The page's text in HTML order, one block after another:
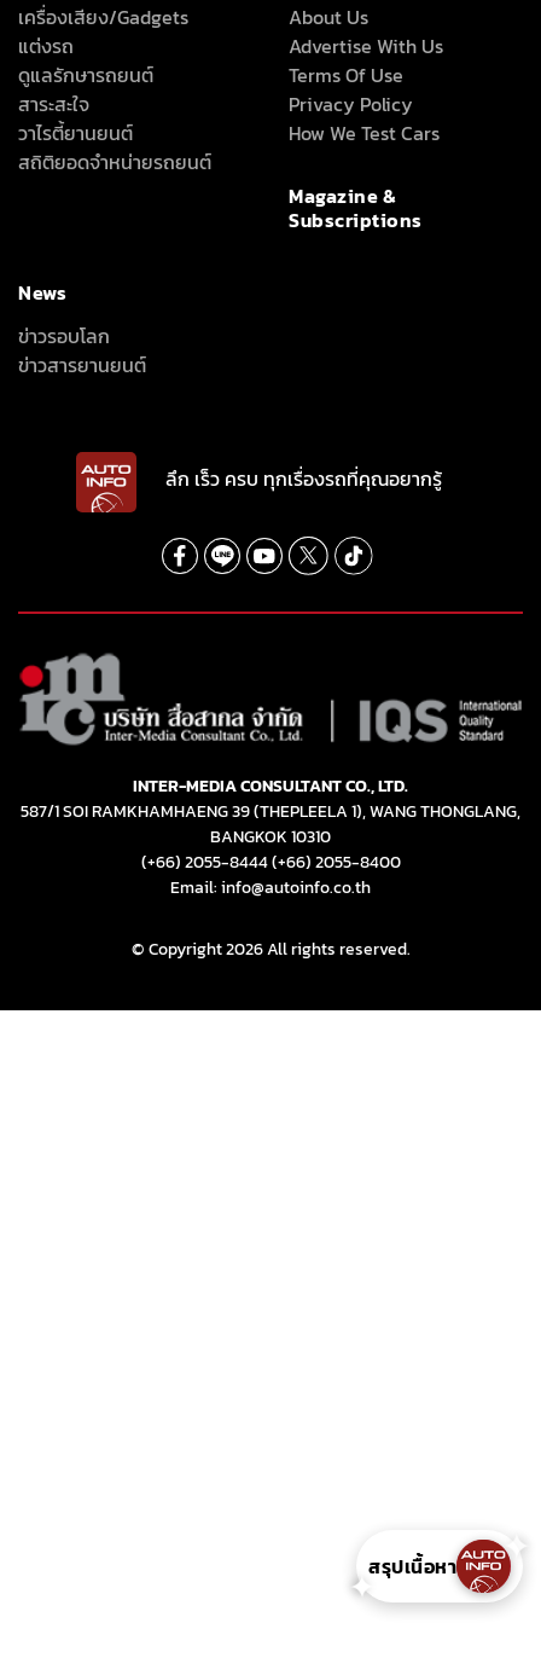
✦สรุปเนื้อหา
เครื่องเสียง/Gadgets
แต่งรถ
ดูแลรักษารถยนต์
สาระสะใจ
วาไรตี้ยานยนต์
สถิติยอดจำหน่ายรถยนต์
About Us
Advertise With Us
Terms Of Use
Privacy Policy
How We Test Cars
Magazine &
Subscriptions
News
ข่าวรอบโลก
ข่าวสารยานยนต์
ลึก เร็ว ครบ ทุกเรื่องรถที่คุณอยากรู้
INTER-MEDIA CONSULTANT CO., LTD.
587/1 SOI RAMKHAMHAENG 39 (THEPLEELA 1), WANG THONGLANG,
BANGKOK 10310
(+66) 2055-8444(+66) 2055-8400
Email: info@autoinfo.co.th
© Copyright 2026 All rights reserved.